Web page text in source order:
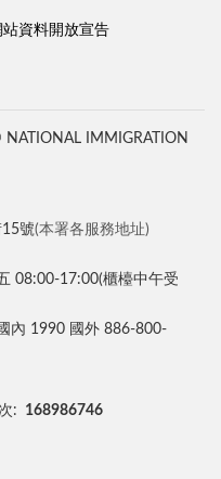
站資料開放宣告
IMMIGRATION
號(本署各服務地址)
08:00-17:00(櫃檯中午受
內 1990 國外 886-800-
: 168986746